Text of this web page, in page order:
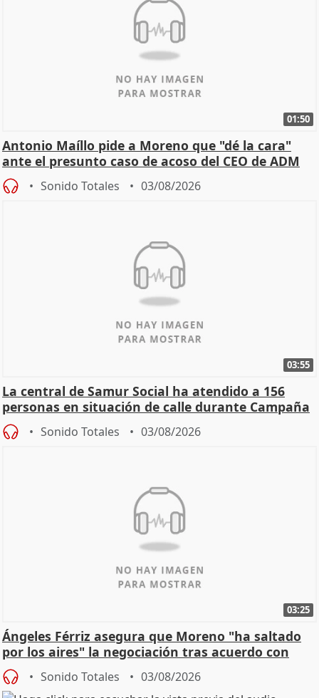
01:50
Antonio Maíllo pide a Moreno que "dé la cara"
ante el presunto caso de acoso del CEO de ADM
Sonido Totales 03/08/2026
03:55
La central de Samur Social ha atendido a 156
personas en situación de calle durante Campaña
de Calor
Sonido Totales 03/08/2026
03:25
Ángeles Férriz asegura que Moreno "ha saltado
por los aires" la negociación tras acuerdo con
SMA
Sonido Totales 03/08/2026